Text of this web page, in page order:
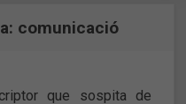
comunicació
que sospita de